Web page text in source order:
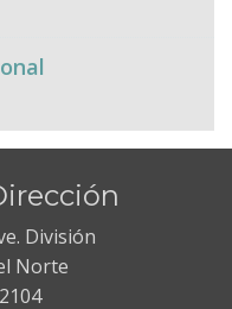
División
Norte